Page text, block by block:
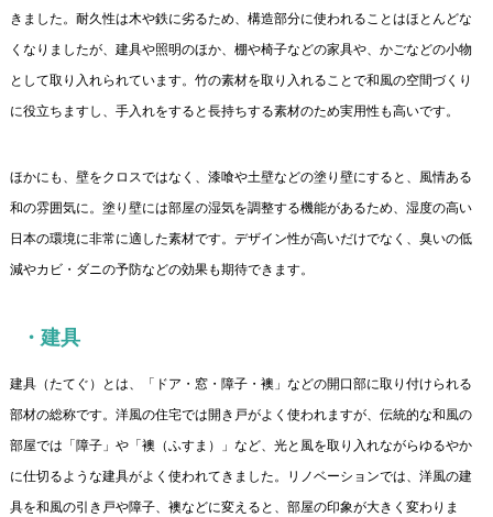
きました。耐久性は木や鉄に劣るため、構造部分に使われることはほとんどな
くなりましたが、建具や照明のほか、棚や椅子などの家具や、かごなどの小物
として取り入れられています。竹の素材を取り入れることで和風の空間づくり
に役立ちますし、手入れをすると長持ちする素材のため実用性も高いです。
ほかにも、壁をクロスではなく、漆喰や土壁などの塗り壁にすると、風情ある
和の雰囲気に。塗り壁には部屋の湿気を調整する機能があるため、湿度の高い
日本の環境に非常に適した素材です。デザイン性が高いだけでなく、臭いの低
減やカビ・ダニの予防などの効果も期待できます。
・建具
建具（たてぐ）とは、「ドア・窓・障子・襖」などの開口部に取り付けられる
部材の総称です。洋風の住宅では開き戸がよく使われますが、伝統的な和風の
部屋では「障子」や「襖（ふすま）」など、光と風を取り入れながらゆるやか
に仕切るような建具がよく使われてきました。リノベーションでは、洋風の建
具を和風の引き戸や障子、襖などに変えると、部屋の印象が大きく変わりま